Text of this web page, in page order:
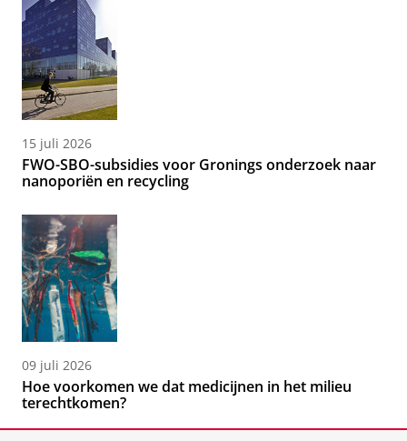
15 juli 2026
FWO-SBO-subsidies voor Gronings onderzoek naar
nanoporiën en recycling
09 juli 2026
Hoe voorkomen we dat medicijnen in het milieu
terechtkomen?